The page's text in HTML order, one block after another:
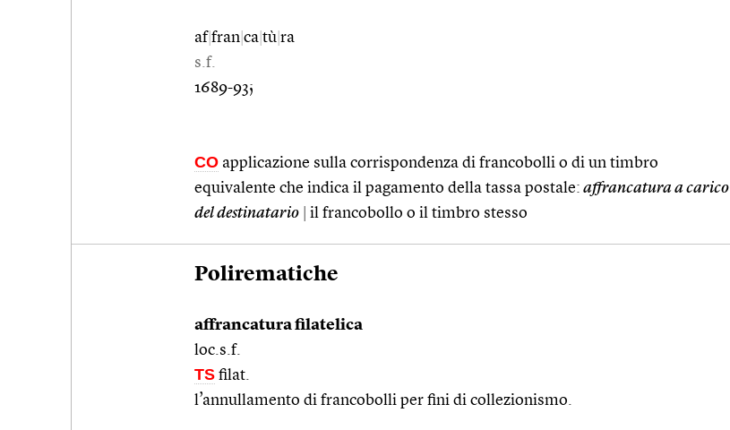
af|fran ca tù ra
s.f.
1689-93;
CO applicazione sulla corrispondenza di francobolli o di un timbro
equivalente che indica il pagamento della tassa postale: affrancatura a carico
del destinatario
il francobollo o il timbro stesso
Polirematiche
affrancatura filatelica
loc.s.f.
TS filat.
l’annullamento di francobolli per fini di collezionismo.